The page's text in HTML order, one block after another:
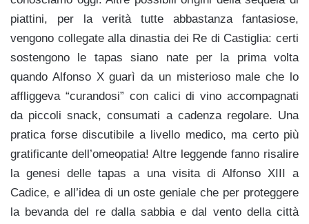
piattini, per la verità tutte abbastanza fantasiose,
vengono collegate alla dinastia dei Re di Castiglia: certi
sostengono le tapas siano nate per la prima volta
quando Alfonso X guarì da un misterioso male che lo
affliggeva “curandosi” con calici di vino accompagnati
da piccoli snack, consumati a cadenza regolare. Una
pratica forse discutibile a livello medico, ma certo più
gratificante dell’omeopatia! Altre leggende fanno risalire
la genesi delle tapas a una visita di Alfonso XIII a
Cadice, e all’idea di un oste geniale che per proteggere
la bevanda del re dalla sabbia e dal vento della città